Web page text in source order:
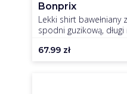
Bonprix
Lekki shirt bawełniany
spodni guzikową, długi
67.99 zł